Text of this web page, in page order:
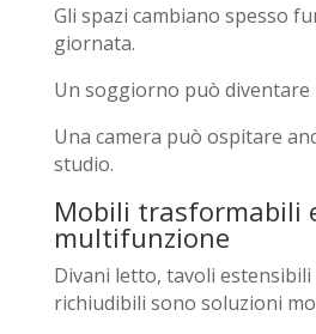
Gli spazi cambiano spesso
giornata.
Un soggiorno può diventare
Una camera può ospitare
studio.
Mobili trasformabili
multifunzione
Divani letto, tavoli estensibili
richiudibili sono soluzioni